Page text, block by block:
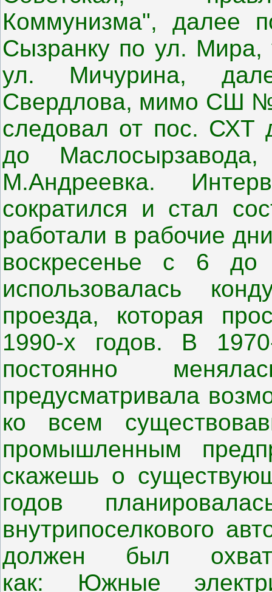
Коммунизма", далее
Сызранку по ул. Мира,
ул. Мичурина,
Свердлова, мимо СШ
следовал от пос.
до
М.Андреевка.
сократился и стал
работали в рабочие
воскресенье с 6
использовалась
проезда, которая
1990-х годов. В
постоянно
предусматривала
ко всем
промышленным
скажешь о
годов
внутрипоселкового
должен был
как: Южные